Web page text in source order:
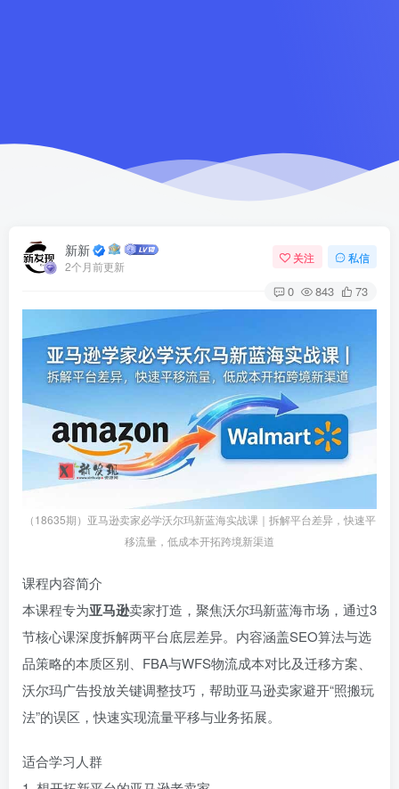
新新
2个月前更新
关注 私信
0 843 73
（18635期）亚马逊卖家必学沃尔玛新蓝海实战课｜拆解平台差异，快速平
移流量，低成本开拓跨境新渠道
课程内容简介
本课程专为亚马逊卖家打造，聚焦沃尔玛新蓝海市场，通过3
节核心课深度拆解两平台底层差异。内容涵盖SEO算法与选
品策略的本质区别、FBA与WFS物流成本对比及迁移方案、
沃尔玛广告投放关键调整技巧，帮助亚马逊卖家避开“照搬玩
法”的误区，快速实现流量平移与业务拓展。
适合学习人群